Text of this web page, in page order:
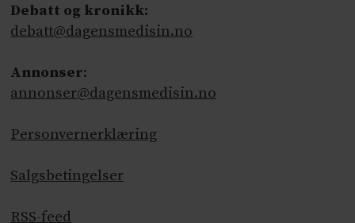
Debatt og kronikk:
debatt@dagensmedisin.no
Annonser:
annonser@dagensmedisin.no
Personvernerklæring
Salgsbetingelser
RSS-feed